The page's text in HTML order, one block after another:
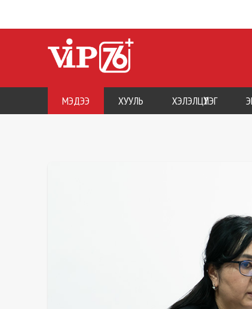
МЭДЭЭ ХУУЛЬ ХЭЛЭЛЦҮҮЛЭГ